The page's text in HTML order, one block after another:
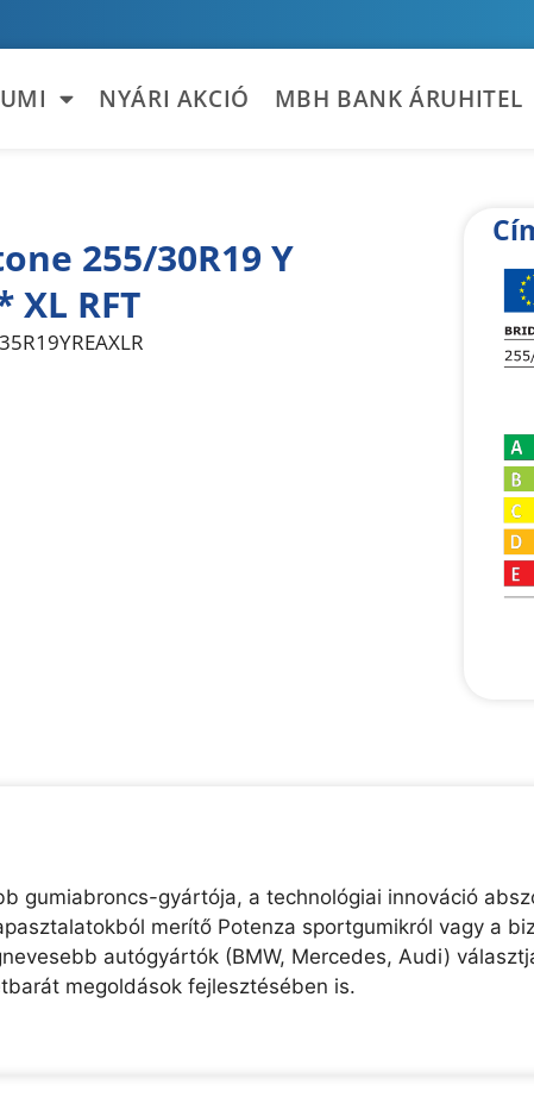
NYÁRI AKCIÓ MBH BANK ÁRUHITEL
255/30R19 Y
XL RFT
gumiabroncs-gyártója, a technológiai innováció
merítő Potenza sportgumikról vagy a
autógyártók (BMW, Mercedes, Audi)
megoldások fejlesztésében is.